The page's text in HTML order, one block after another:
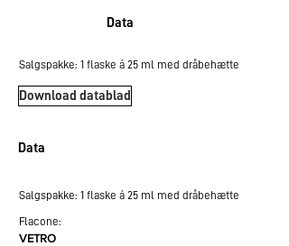
Data
Salgspakke: 1 flaske á 25 ml med dråbehætte
Download datablad
Data
Salgspakke: 1 flaske á 25 ml med dråbehætte
Flacone:
VETRO